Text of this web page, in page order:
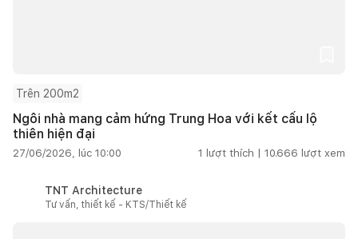
Trên 200m2
Ngôi nhà mang cảm hứng Trung Hoa với kết cấu lộ
thiên hiện đại
27/06/2026, lúc 10:00 1 lượt thích | 10.666 lượt xem
TNT Architecture
Tư vấn, thiết kế - KTS/Thiết kế